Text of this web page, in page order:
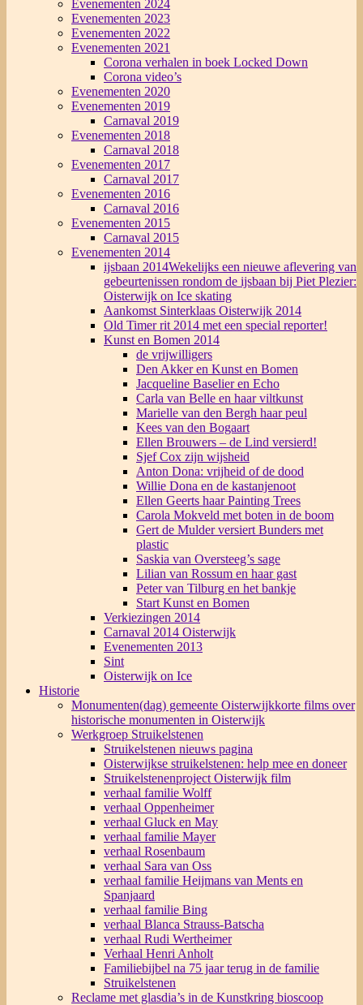
Evenementen 2024
Evenementen 2023
Evenementen 2022
Evenementen 2021
Corona verhalen in boek Locked Down
Corona video’s
Evenementen 2020
Evenementen 2019
Carnaval 2019
Evenementen 2018
Carnaval 2018
Evenementen 2017
Carnaval 2017
Evenementen 2016
Carnaval 2016
Evenementen 2015
Carnaval 2015
Evenementen 2014
ijsbaan 2014Wekelijks een nieuwe aflevering van
gebeurtenissen rondom de ijsbaan bij Piet Plezier:
Oisterwijk on Ice skating
Aankomst Sinterklaas Oisterwijk 2014
Old Timer rit 2014 met een special reporter!
Kunst en Bomen 2014
de vrijwilligers
Den Akker en Kunst en Bomen
Jacqueline Baselier en Echo
Carla van Belle en haar viltkunst
Marielle van den Bergh haar peul
Kees van den Bogaart
Ellen Brouwers – de Lind versierd!
Sjef Cox zijn wijsheid
Anton Dona: vrijheid of de dood
Willie Dona en de kastanjenoot
Ellen Geerts haar Painting Trees
Carola Mokveld met boten in de boom
Gert de Mulder versiert Bunders met
plastic
Saskia van Oversteeg’s sage
Lilian van Rossum en haar gast
Peter van Tilburg en het bankje
Start Kunst en Bomen
Verkiezingen 2014
Carnaval 2014 Oisterwijk
Evenementen 2013
Sint
Oisterwijk on Ice
Historie
Monumenten(dag) gemeente Oisterwijkkorte films over
historische monumenten in Oisterwijk
Werkgroep Struikelstenen
Struikelstenen nieuws pagina
Oisterwijkse struikelstenen: help mee en doneer
Struikelstenenproject Oisterwijk film
verhaal familie Wolff
verhaal Oppenheimer
verhaal Gluck en May
verhaal familie Mayer
verhaal Rosenbaum
verhaal Sara van Oss
verhaal familie Heijmans van Ments en
Spanjaard
verhaal familie Bing
verhaal Blanca Strauss-Batscha
verhaal Rudi Wertheimer
Verhaal Henri Anholt
Familiebijbel na 75 jaar terug in de familie
Struikelstenen
Reclame met glasdia’s in de Kunstkring bioscoop